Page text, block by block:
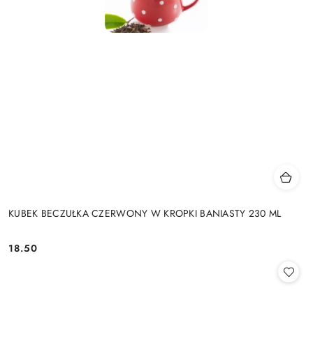
KUBEK BECZUŁKA CZERWONY W KROPKI BANIASTY 230 ML
Cena:
18.50